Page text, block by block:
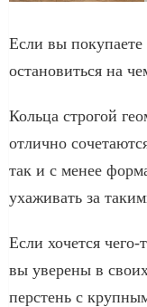
Если вы покупаете
остановиться на
Кольца строгой
отлично
так и с менее
ухаживать за
Если хочется
вы уверены в
перстень с